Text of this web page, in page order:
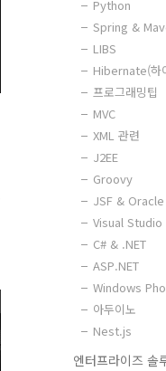
Python
Spring &
LIBS
Hibernate(하
프로그래밍팁
MVC
XML 관련
J2EE
Groovy
JSF &
Visual Studio
C# & .NET
ASP.NET
Windows
아두이노
Nest.js
엔터프라이즈 솔